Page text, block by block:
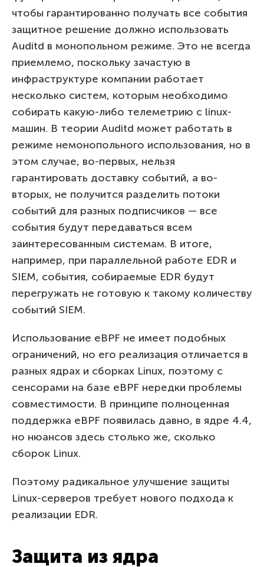
чтобы гарантированно получать все события
защитное решение должно использовать
Auditd в монопольном режиме. Это не всегда
приемлемо, поскольку зачастую в
инфраструктуре компании работает
несколько систем, которым необходимо
собирать какую-либо телеметрию с linux-
машин. В теории Auditd может работать в
режиме немонопольного использования, но в
этом случае, во-первых, нельзя
гарантировать доставку событий, а во-
вторых, не получится разделить потоки
событий для разных подписчиков — все
события будут передаваться всем
заинтересованным системам. В итоге,
например, при параллельной работе EDR и
SIEM, события, собираемые EDR будут
перегружать не готовую к такому количеству
событий SIEM.
Использование eBPF не имеет подобных
ограничений, но его реализация отличается в
разных ядрах и сборках Linux, поэтому с
сенсорами на базе eBPF нередки проблемы
совместимости. В принципе полноценная
поддержка eBPF появилась давно, в ядре 4.4,
но нюансов здесь столько же, сколько
сборок Linux.
Поэтому радикальное улучшение защиты
Linux-серверов требует нового подхода к
реализации EDR.
Защита из ядра